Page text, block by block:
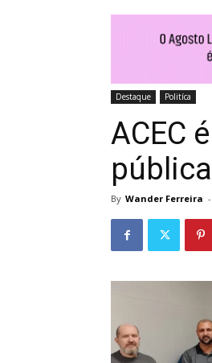
Destaque Politíca
ACEC
By Wander Ferreira -